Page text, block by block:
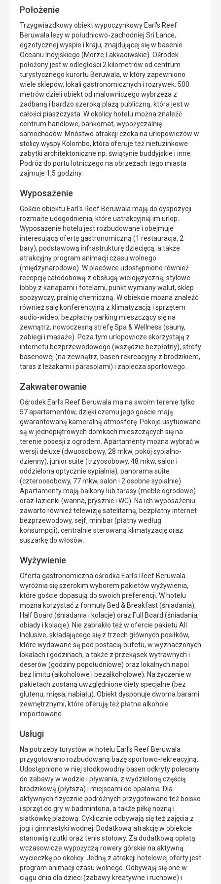
Położenie
Trzygwiazdkowy obiekt wypoczynkowy Earl's Reef
Beruwala leży w południowo-zachodniej Sri Lance,
egzotycznej wyspie i kraju, znajdującej się w basenie
Oceanu Indyjskiego (Morze Lakkadiwskie). Ośrodek
położony jest w odległości 2 kilometrów od centrum
turystycznego kurortu Beruwala, w który zapewniono
wiele sklepów, lokali gastronomicznych i rozrywek. 500
metrów dzieli obiekt od malowniczego wybrzeża z
zadbaną i bardzo szeroką plażą publiczną, która jest w
całości piaszczysta. W okolicy hotelu można znaleźć
centrum handlowe, bankomat, wypożyczalnię
samochodów. Mnóstwo atrakcji czeka na urlopowiczów w
stolicy wyspy Kolombo, która oferuje też nietuzinkowe
zabytki architektoniczne np. świątynie buddyjskie i inne.
Podróż do portu lotniczego na obrzeżach tego miasta
zajmuje 1,5 godziny.
Wyposażenie
Goście obiektu Earl's Reef Beruwala mają do dyspozycji
rozmaite udogodnienia, które uatrakcyjnią im urlop.
Wyposażenie hotelu jest rozbudowane i obejmuje
interesującą ofertę gastronomiczną (1 restauracja, 2
bary), podstawową infrastrukturę dziecięcą, a także
atrakcyjny program animacji czasu wolnego
(międzynarodowe). W placówce udostępniono również
recepcję całodobową z obsługą wielojęzyczną, stylowe
lobby z kanapami i fotelami, punkt wymiany walut, sklep
spożywczy, pralnię chemiczną. W obiekcie można znaleźć
również salę konferencyjną z klimatyzacją i sprzętem
audio-wideo, bezpłatny parking mieszczący się na
zewnątrz, nowoczesną strefę Spa & Wellness (sauny,
zabiegi i masaże). Poza tym urlopowicze skorzystają z
internetu bezprzewodowego (wszędzie bezpłatny), strefy
basenowej (na zewnątrz, basen rekreacyjny z brodzikiem,
taras z leżakami i parasolami) i zaplecza sportowego.
Zakwaterowanie
Ośrodek Earl's Reef Beruwala ma na swoim terenie tylko
57 apartamentów, dzięki czemu jego goście mają
gwarantowaną kameralną atmosferę. Pokoje usytuowane
są w jednopiętrowych domkach mieszczących się na
terenie posesji z ogrodem. Apartamenty można wybrać w
wersji deluxe (dwuosobowy, 28 mkw, pokój sypialno-
dzienny), junior suite (trzyosobowy, 48 mkw, salon i
oddzielona optycznie sypialnia), panorama suite
(czteroosobowy, 77 mkw, salon i 2 osobne sypialnie).
Apartamenty mają balkony lub tarasy (meble ogrodowe)
oraz łazienki (wanna, prysznic i WC). Na ich wyposażeniu
zawarto również telewizję satelitarną, bezpłatny internet
bezprzewodowy, sejf, minibar (płatny według
konsumpcji), centralnie sterowaną klimatyzację oraz
suszarkę do włosów.
Wyżywienie
Oferta gastronomiczna ośrodka Earl's Reef Beruwala
wyróżnia się szerokim wyborem pakietów wyżywienia,
które goście dopasują do swoich preferencji. W hotelu
można korzystać z formuły Bed & Breakfast (śniadania),
Half Board (śniadania i kolacje) oraz Full Board (śniadania,
obiady i kolacje). Nie zabrakło też w ofercie pakietu All
Inclusive, składającego się z trzech głównych posiłków,
które wydawane są pod postacią bufetu, w wyznaczonych
lokalach i godzinach, a także z przekąsek wytrawnych i
deserów (godziny popołudniowe) oraz lokalnych napoi
bez limitu (alkoholowe i bezalkoholowe). Na życzenie w
pakietach zostaną uwzględnione diety specjalne (bez
glutenu, mięsa, nabiału). Obiekt dysponuje dwoma barami
zewnętrznymi, które oferują też płatne alkohole
importowane.
Usługi
Na potrzeby turystów w hotelu Earl's Reef Beruwala
przygotowano rozbudowaną bazę sportowo-rekreacyjną.
Udostępniono w niej słodkowodny basen odkryty polecany
do zabawy w wodzie i pływania, z wydzieloną częścią
brodzikową (płytsza) i miejscami do opalania. Dla
aktywnych fizycznie podróżnych przygotowano też boisko
i sprzęt do gry w badmintona, a także piłkę nożną i
siatkówkę plażową. Cyklicznie odbywają się też zajęcia z
jogi i gimnastyki wodnej. Dodatkową atrakcję w obiekcie
stanowią rzutki oraz tenis stołowy. Za dodatkową opłatą
wczasowicze wypożyczą rowery górskie na aktywną
wycieczkę po okolicy. Jedną z atrakcji hotelowej oferty jest
program animacji czasu wolnego. Odbywają się one w
ciągu dnia dla dzieci (zabawy kreatywne i ruchowe) i